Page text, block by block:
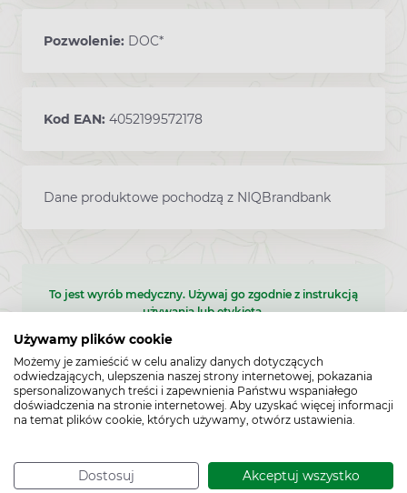
Używamy plików cookie
Możemy je zamieścić w celu analizy danych dotyczących
odwiedzających, ulepszenia naszej strony internetowej, pokazania
spersonalizowanych treści i zapewnienia Państwu wspaniałego
doświadczenia na stronie internetowej. Aby uzyskać więcej informacji
na temat plików cookie, których używamy, otwórz ustawienia.
Dostosuj Akceptuj wszystko
Pozwolenie: DOC*
Kod EAN: 4052199572178
Dane produktowe pochodzą z NIQBrandbank
To jest wyrób medyczny. Używaj go zgodnie z instrukcją
używania lub etykietą.
Pytania i odpowiedzi (0)